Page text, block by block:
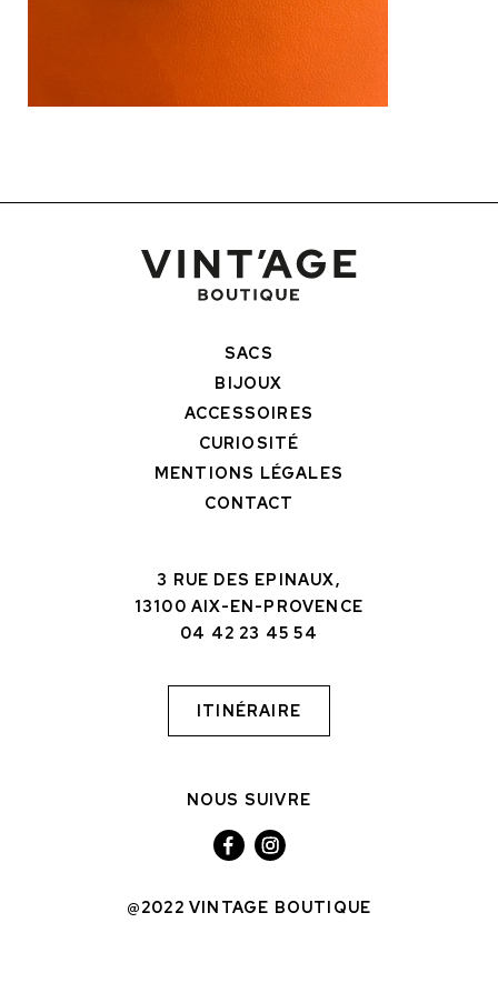
SACS
BIJOUX
ACCESSOIRES
CURIOSITÉ
MENTIONS LÉGALES
CONTACT
3 RUE DES EPINAUX,
13100 AIX-EN-PROVENCE
04 42 23 45 54
ITINÉRAIRE
NOUS SUIVRE
@2022 VINTAGE BOUTIQUE